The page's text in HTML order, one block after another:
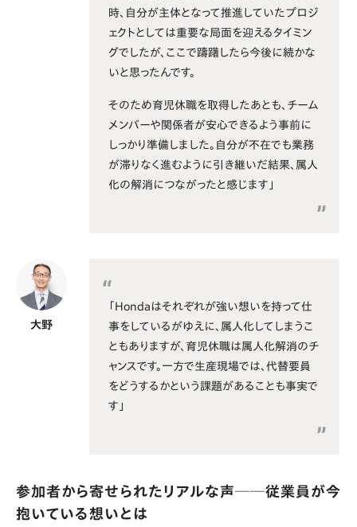
時、自分が主体となって推進していたプロジ
ェクトとしては重要な局面を迎えるタイミン
グでしたが、ここで躊躇したら今後に続かな
いと思ったんです。
そのため育児休職を取得したあとも、チーム
メンバーや関係者が安心できるよう事前に
しっかり準備しました。自分が不在でも業務
が滞りなく進むように引き継いだ結果、属人
化の解消につながったと感じます」
大野
「Hondaはそれぞれが強い想いを持って仕
事をしているがゆえに、属人化してしまうこ
ともありますが、育児休職は属人化解消のチ
ャンスです。一方で生産現場では、代替要員
をどうするかという課題があることも事実で
す」
参加者から寄せられたリアルな声──従業員が今
抱いている想いとは